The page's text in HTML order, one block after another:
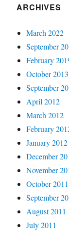
ARCHIVES
March 2022
September
February
October 2013
September
April 2012
March 2012
February
January 2012
December
November
October 2011
September
August 2011
July 2011